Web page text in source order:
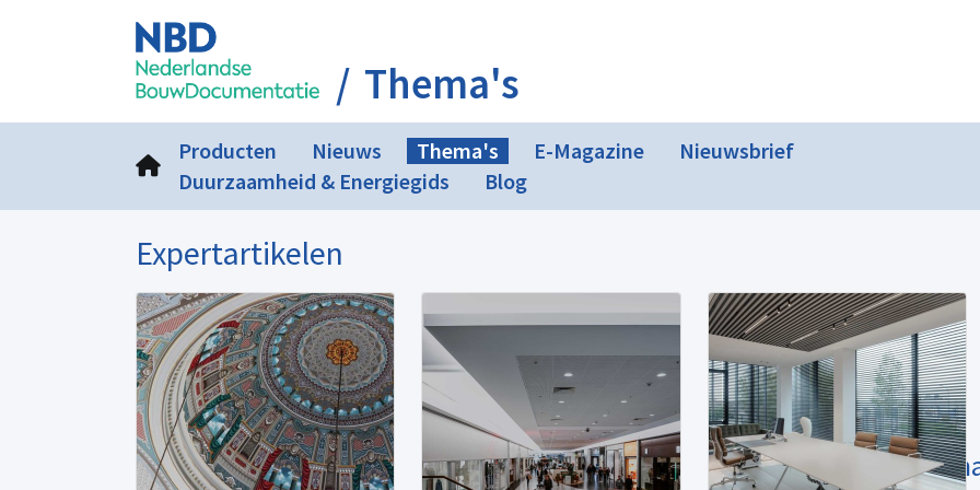
Thema's
Producten Nieuws Thema's E-Magazine
Nieuwsbrief
Duurzaamheid & Energiegids
Blog
Expertartikelen
Deel
deze